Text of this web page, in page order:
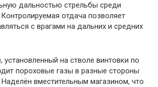
дальностью стрельбы среди
отдача позволяет
с врагами на дальних и средних
на стволе винтовки по
пороховые газы в разные стороны
вместительным магазином, что